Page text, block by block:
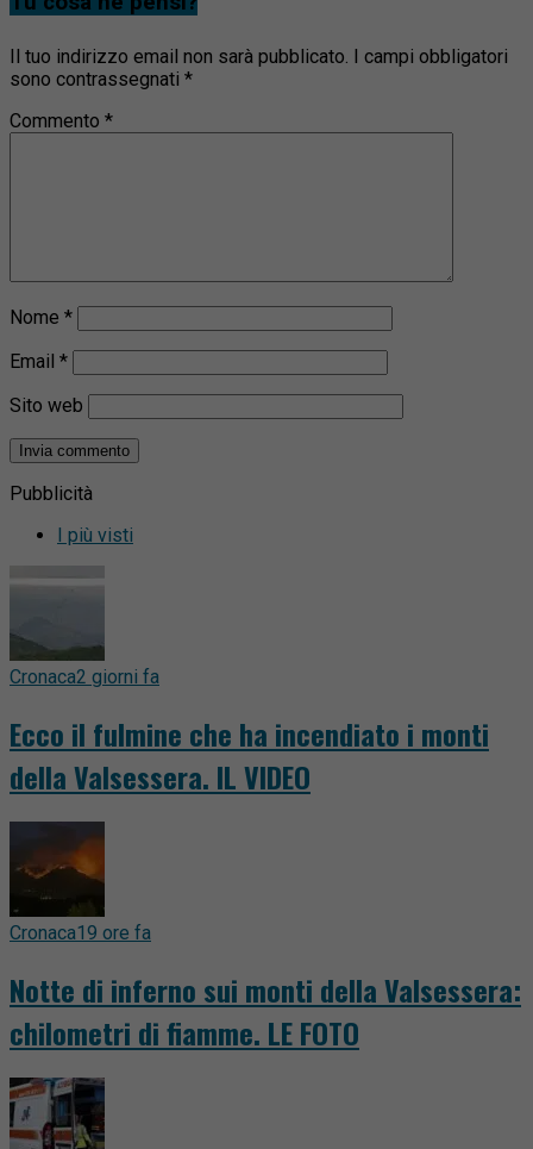
Il tuo indirizzo email non sarà pubblicato. I campi obbligatori
sono contrassegnati *
Commento *
Nome *
Email *
Sito web
Pubblicità
I più visti
Cronaca2 giorni fa
Ecco il fulmine che ha incendiato i monti
della Valsessera. IL VIDEO
Cronaca19 ore fa
Notte di inferno sui monti della Valsessera:
chilometri di fiamme. LE FOTO